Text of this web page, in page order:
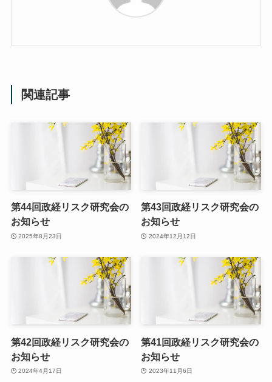
関連記事
第44回政経リスク研究会の
お知らせ
2025年8月23日
第43回政経リスク研究会の
お知らせ
2024年12月12日
第42回政経リスク研究会の
お知らせ
2024年4月17日
第41回政経リスク研究会の
お知らせ
2023年11月6日